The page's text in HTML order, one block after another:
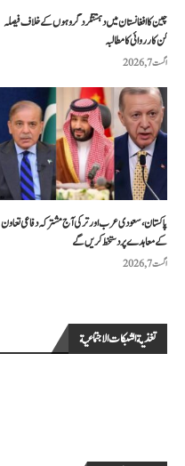
چین کا افغانستان میں دہشتگرد گروہوں کے خلاف فیصلہ
کن کارروائی کا مطالبہ
اگست 7, 2026
پاکستان، سعودی عرب اور ترکی آج مشترکہ دفاعی تعاون
کے معاہدے پر دستخط کریں گے
اگست 7, 2026
تغذية الشبكات الاجتماعية